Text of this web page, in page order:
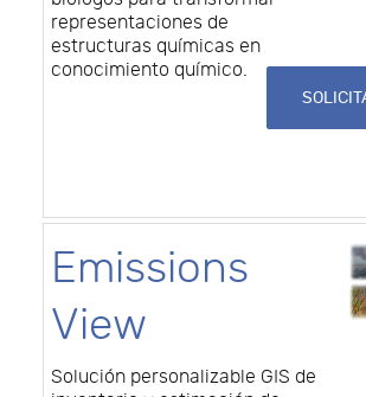
representaciones de
estructuras químicas en
conocimiento químico.
Emissions
View
Solución personalizable GIS de